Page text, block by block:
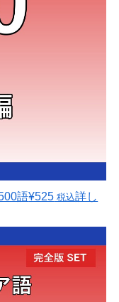
語¥525 税込詳し